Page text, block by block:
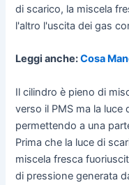
di scarico, la miscela
l'altro l'uscita dei gas
Leggi anche:Cosa
Il cilindro è pieno di
verso il PMS ma la luce
permettendo a una
Prima che la luce di
miscela fresca
di pressione generata